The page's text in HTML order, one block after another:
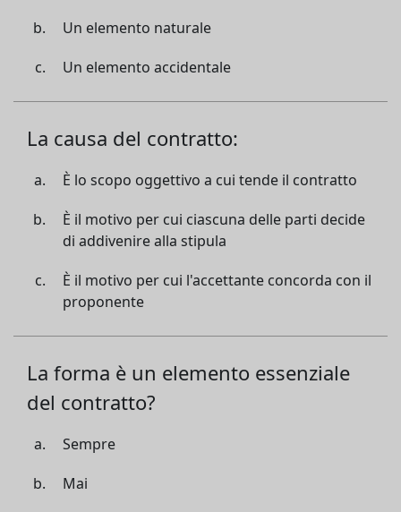
Un elemento naturale
Un elemento accidentale
La causa del contratto:
È lo scopo oggettivo a cui tende il contratto
È il motivo per cui ciascuna delle parti decide
di addivenire alla stipula
È il motivo per cui l'accettante concorda con il
proponente
La forma è un elemento essenziale
del contratto?
Sempre
Mai